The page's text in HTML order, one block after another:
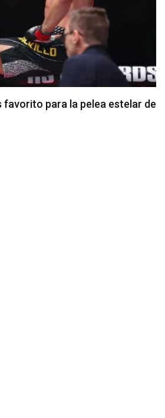
para la pelea estelar de